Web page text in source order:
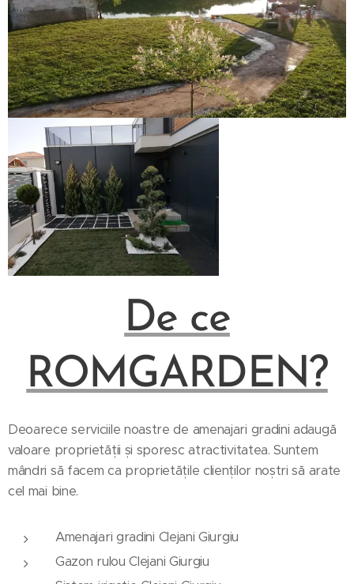
De ce
ROMGARDEN?
Deoarece serviciile noastre de amenajari gradini adaugă
valoare proprietății și sporesc atractivitatea. Suntem
mândri să facem ca proprietățile clienților noștri să arate
cel mai bine.
Amenajari gradini Clejani Giurgiu
Gazon rulou Clejani Giurgiu